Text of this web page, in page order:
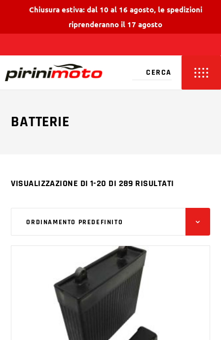
Chiusura estiva: dal 10 al 16 agosto, le spedizioni
riprenderanno il 17 agosto
BATTERIE
VISUALIZZAZIONE DI 1-20 DI 289 RISULTATI
ORDINAMENTO PREDEFINITO
AGGIUNGI AL CARRELLO